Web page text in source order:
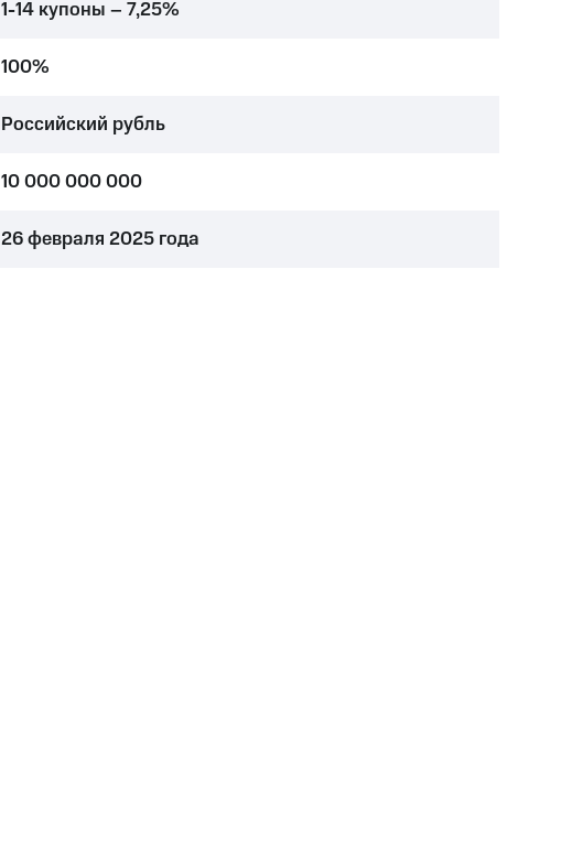
1-14 купоны – 7,25%
100%
Российский рубль
10 000 000 000
26 февраля 2025 года